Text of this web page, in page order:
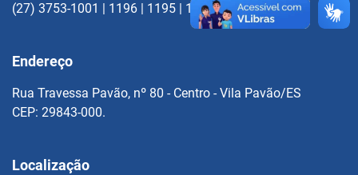
(27) 3753-1001 | 1196 | 1195 | 1022
Endereço
Rua Travessa Pavão, nº 80 - Centro - Vila Pavão/ES
CEP: 29843-000.
Localização